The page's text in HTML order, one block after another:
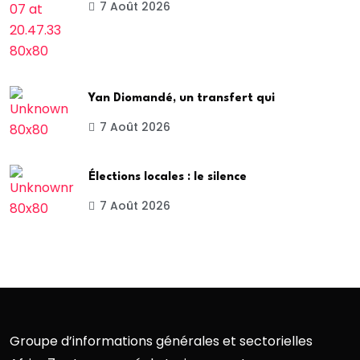
7 Août 2026
Yan Diomandé, un transfert qui
7 Août 2026
Élections locales : le silence
7 Août 2026
Groupe d’informations générales et sectorielles